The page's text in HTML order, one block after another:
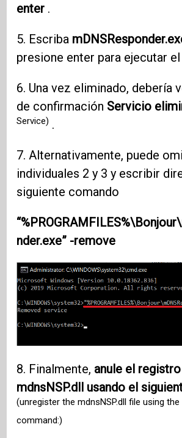
enter .
5. Escriba
presione enter para ejecutar
6. Una vez eliminado, debería
de confirmación Servicio
Service) .
7. Alternativamente, puede
individuales 2 y 3 y escribir
siguiente comando
nder.exe” -remove
8. Finalmente, anule el
mdnsNSP.dll usando el
(unregister the mdnsNSP.dll file using
command:)